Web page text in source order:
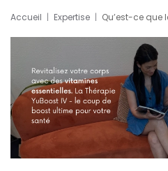
Accueil Expertise Qu’est-ce que